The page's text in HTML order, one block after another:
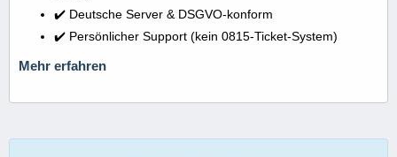
✔️ Deutsche Server & DSGVO-konform
✔️ Persönlicher Support (kein 0815-Ticket-System)
Mehr erfahren